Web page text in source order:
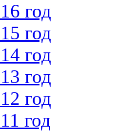
год
год
год
год
год
год